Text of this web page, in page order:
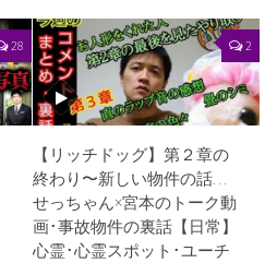
28 2
【リッチドッグ】第２章の
終わり〜新しい物件の話…
せっちゃん×宮本のトーク動
画･事故物件の裏話【日常】
心霊･心霊スポット･ユーチ